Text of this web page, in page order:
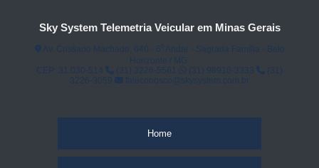
Sky System Telemetria Veicular em Minas Gerais
Home